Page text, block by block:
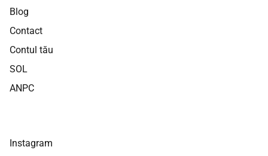
Blog
Contact
Contul tău
SOL
ANPC
Instagram